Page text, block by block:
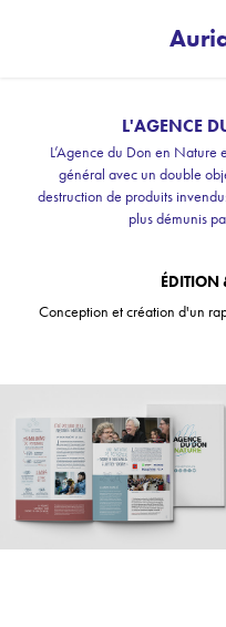
L'AGENCE
L’Agence du Don en Nature
général avec un double
destruction de produits
plus démunis
ÉDITION
Conception et création d'un